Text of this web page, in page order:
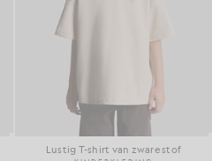
Lustig T-shirt van zware stof